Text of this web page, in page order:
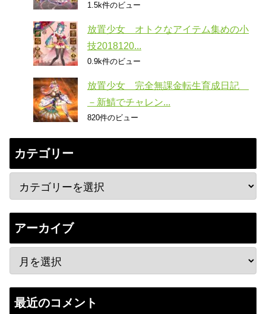
1.5k件のビュー
放置少女 オトクなアイテム集めの小
技2018120...
0.9k件のビュー
放置少女 完全無課金転生育成日記
－新鯖でチャレン...
820件のビュー
カテゴリー
アーカイブ
最近のコメント